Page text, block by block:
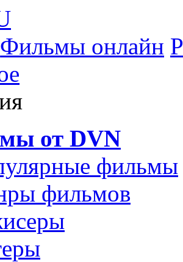
Фильмы онлайн
от DVN
фильмы
фильмов